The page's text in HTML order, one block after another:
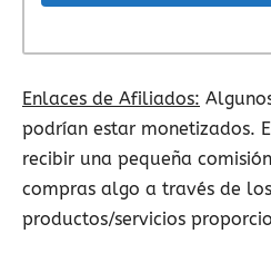
Enlaces de Afiliados:
podrían estar monetizados.
recibir una pequeña
compras algo a través de
productos/servicios